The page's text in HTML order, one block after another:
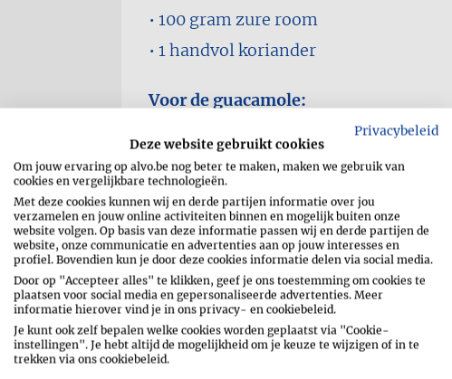
100 gramzure room
1 handvolkoriander
Voor de guacamole:
2rijpe avocado's
1 sjalotje (fijngesnipperd)
2 eetlepelskoriander (fijngehakt)
1 teentjeknoflook (geperst)
1limoen (sap)
1⁄2 theelepelcayennepeper
zout
Privacybeleid
Deze website gebruikt cookies
Om jouw ervaring op alvo.be nog beter te maken, maken we gebruik van
cookies en vergelijkbare technologieën.
Met deze cookies kunnen wij en derde partijen informatie over jou
verzamelen en jouw online activiteiten binnen en mogelijk buiten onze
website volgen. Op basis van deze informatie passen wij en derde partijen de
website, onze communicatie en advertenties aan op jouw interesses en
profiel. Bovendien kun je door deze cookies informatie delen via social media.
Door op "Accepteer alles" te klikken, geef je ons toestemming om cookies te
plaatsen voor social media en gepersonaliseerde advertenties. Meer
informatie hierover vind je in ons privacy- en cookiebeleid.
Je kunt ook zelf bepalen welke cookies worden geplaatst via "Cookie-
instellingen". Je hebt altijd de mogelijkheid om je keuze te wijzigen of in te
trekken via ons cookiebeleid.